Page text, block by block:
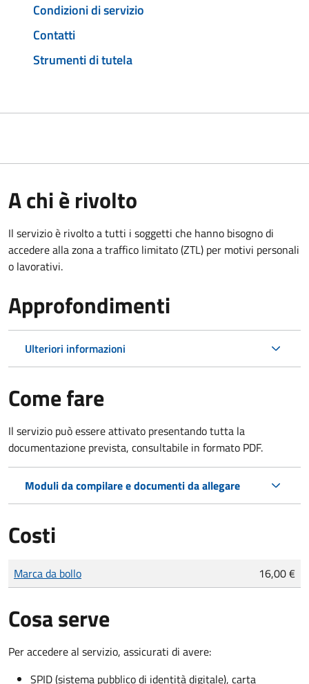
Condizioni di servizio
Contatti
Strumenti di tutela
A chi è rivolto
Il servizio è rivolto a tutti i soggetti che hanno bisogno di
accedere alla zona a traffico limitato (ZTL) per motivi personali
o lavorativi.
Approfondimenti
Ulteriori informazioni
Come fare
Il servizio può essere attivato presentando tutta la
documentazione prevista, consultabile in formato PDF.
Moduli da compilare e documenti da allegare
Costi
Tipo di pagamento
Importo
Marca da bollo 16,00 €
Cosa serve
Per accedere al servizio, assicurati di avere:
SPID (sistema pubblico di identità digitale), carta